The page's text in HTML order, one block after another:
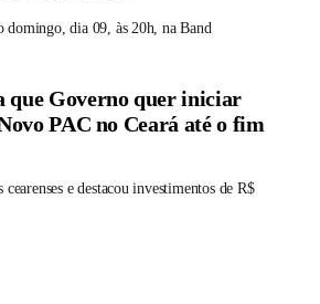
domingo, dia 09, às 20h, na Band
que Governo quer iniciar
PAC no Ceará até o fim
e destacou investimentos de R$